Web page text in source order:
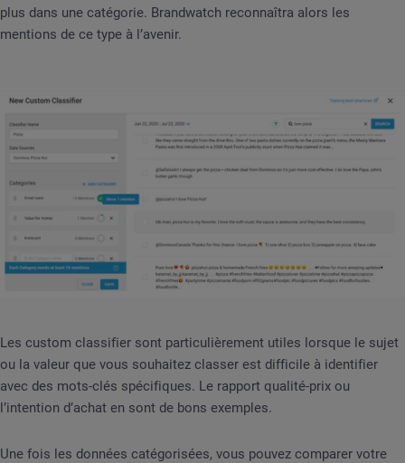
plus dans une catégorie. Brandwatch reconnaîtra alors les
mentions de ce type à l’avenir.
Les custom classifier sont particulièrement utiles lorsque le sujet
ou la valeur que vous souhaitez classer est difficile à identifier
avec des mots-clés spécifiques. Le rapport qualité-prix ou
l’intention d’achat en sont de bons exemples.
Une fois les données catégorisées, vous pouvez comparer votre